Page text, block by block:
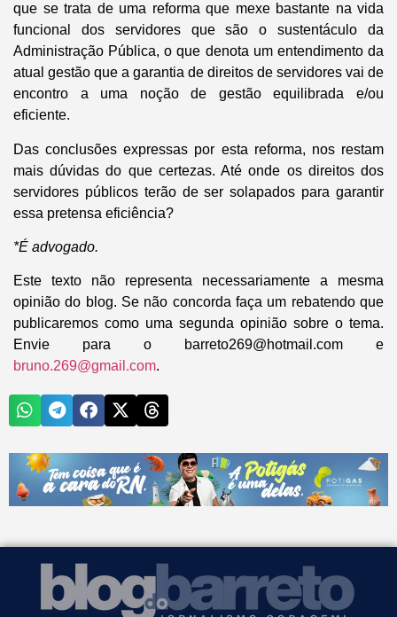
que se trata de uma reforma que mexe bastante na vida
funcional dos servidores que são o sustentáculo da
Administração Pública, o que denota um entendimento da
atual gestão que a garantia de direitos de servidores vai de
encontro a uma noção de gestão equilibrada e/ou
eficiente.
Das conclusões expressas por esta reforma, nos restam
mais dúvidas do que certezas. Até onde os direitos dos
servidores públicos terão de ser solapados para garantir
essa pretensa eficiência?
*É advogado.
Este texto não representa necessariamente a mesma
opinião do blog. Se não concorda faça um rebatendo que
publicaremos como uma segunda opinião sobre o tema.
Envie para o barreto269@hotmail.com e
bruno.269@gmail.com.